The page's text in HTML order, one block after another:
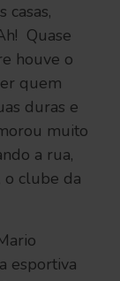
casas,
Quase
houve o
quem
duras e
muito
a rua,
o clube da
esportiva